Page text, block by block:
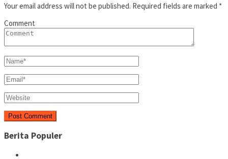
Your email address will not be published. Required fields are marked *
Comment
Berita Populer